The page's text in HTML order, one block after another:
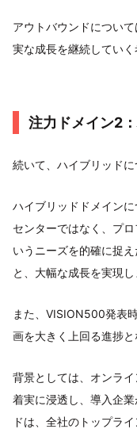
アウトバウンドについ
実な成長を継続していく
注力ドメイン2
続いて、ハイブリッドに
ハイブリッドドメイン
センターではなく、プ
いうニーズを的確に捉
と、大幅な成長を実現し
また、VISION500発表
画を大きく上回る進捗と
背景としては、オンラ
着実に浸透し、導入企
ドは、全社のトップラ